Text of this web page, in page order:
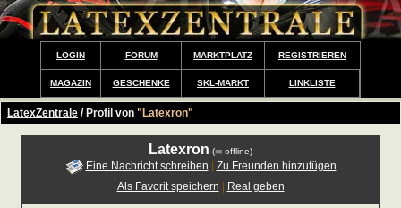
LOGIN FORUM MARKTPLATZ REGISTRIEREN
MAGAZIN GESCHENKE SKL-MARKT LINKLISTE
LatexZentrale / Profil von "Latexron"
Latexron ( offline)
Eine Nachricht schreiben
Zu Freunden hinzufügen
Als Favorit speichern
Real geben